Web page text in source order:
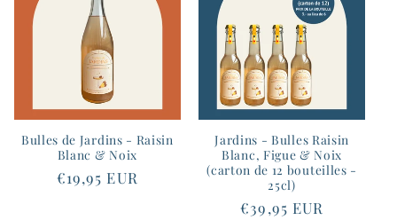
Bulles de Jardins - Raisin
Blanc & Noix
Prix
€19,95 EUR
Jardins - Bulles Raisin
Blanc, Figue & Noix
(carton de 12 bouteilles -
25cl)
Prix
€39,95 EUR